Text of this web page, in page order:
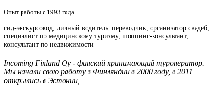
Опыт работы с 1993 года
гид-экскурсовод, личный водитель, переводчик, организатор свадеб,
специалист по медицинскому туризму, шоппинг-консультант,
консультант по недвижимости
Incoming Finland Oy - финский принимающий туроператор.
Мы начали свою работу в Финляндии в 2000 году, в 2011
открылись в Эстонии,